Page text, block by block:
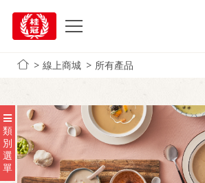
線上商城 所有產品
類
別
選
單